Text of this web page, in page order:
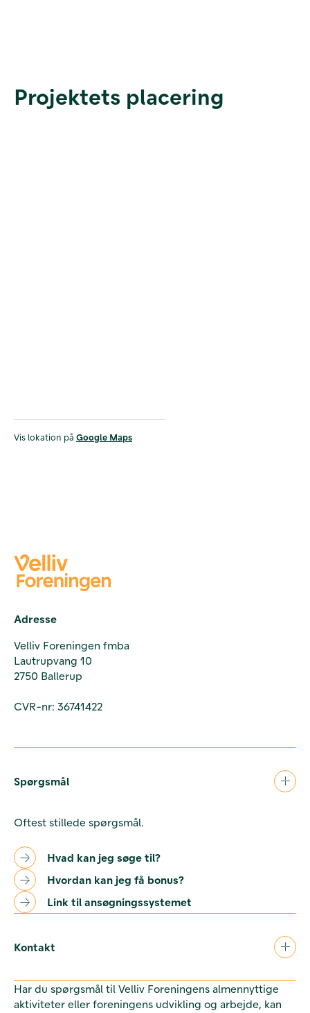
Projektets placering
Vis lokation på Google Maps
Adresse
Velliv Foreningen fmba
Lautrupvang 10
2750 Ballerup
CVR-nr: 36741422
Spørgsmål
Oftest stillede spørgsmål.
Hvad kan jeg søge til?
Hvordan kan jeg få bonus?
Link til ansøgningssystemet
Kontakt
Har du spørgsmål til Velliv Foreningens almennyttige
aktiviteter eller foreningens udvikling og arbejde, kan